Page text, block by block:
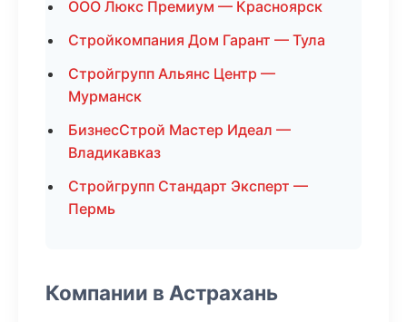
ООО Люкс Премиум — Красноярск
Стройкомпания Дом Гарант — Тула
Стройгрупп Альянс Центр —
Мурманск
БизнесСтрой Мастер Идеал —
Владикавказ
Стройгрупп Стандарт Эксперт —
Пермь
Компании в Астрахань